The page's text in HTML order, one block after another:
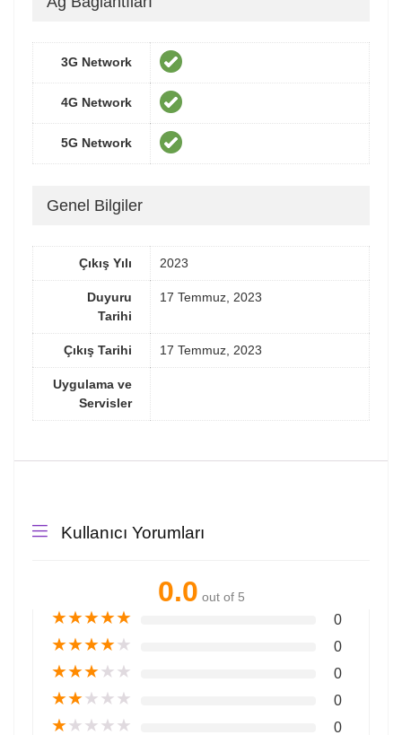
3G Network
4G Network
5G Network
Genel Bilgiler
Çıkış Yılı 2023
Duyuru
Tarihi
17 Temmuz, 2023
Çıkış Tarihi 17 Temmuz, 2023
Uygulama ve
Servisler
Kullanıcı Yorumları
0.0 out of 5
★★★★★ 0
★★★★★ 0
★★★★★ 0
★★★★★ 0
★★★★★ 0